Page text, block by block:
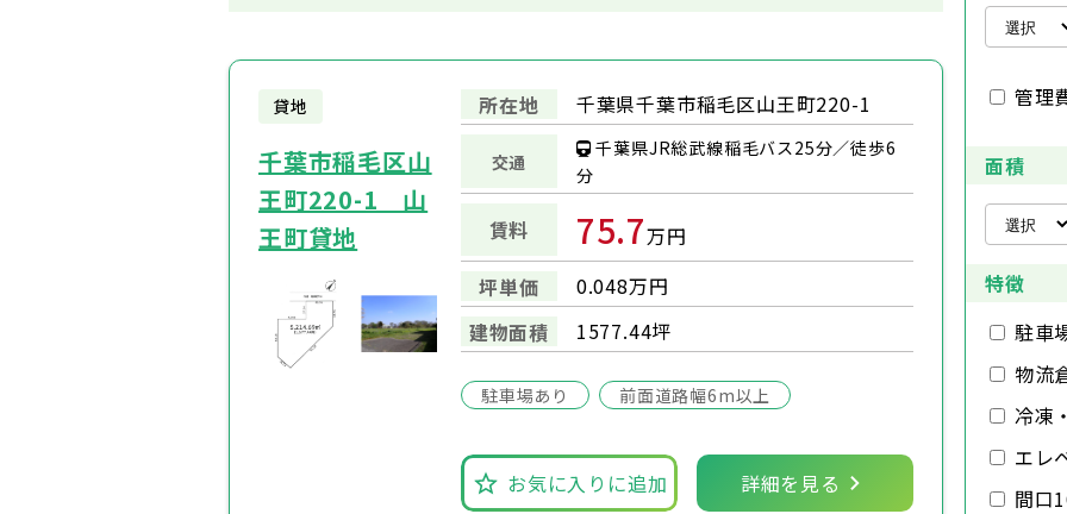
貸地
千葉市稲毛区山
王町220-1 山
王町貸地
所在地 千葉県千葉市稲毛区山王町220-1
交通
千葉県JR総武線稲毛バス25分／徒歩6
分
賃料 75.7万円
坪単価
0.048万円
建物面積
1577.44坪
駐車場あり 前面道路幅6m以上
お気に入りに追加 詳細を見る
管理
面積
特徴
駐車
物流
冷凍
エレ
間口